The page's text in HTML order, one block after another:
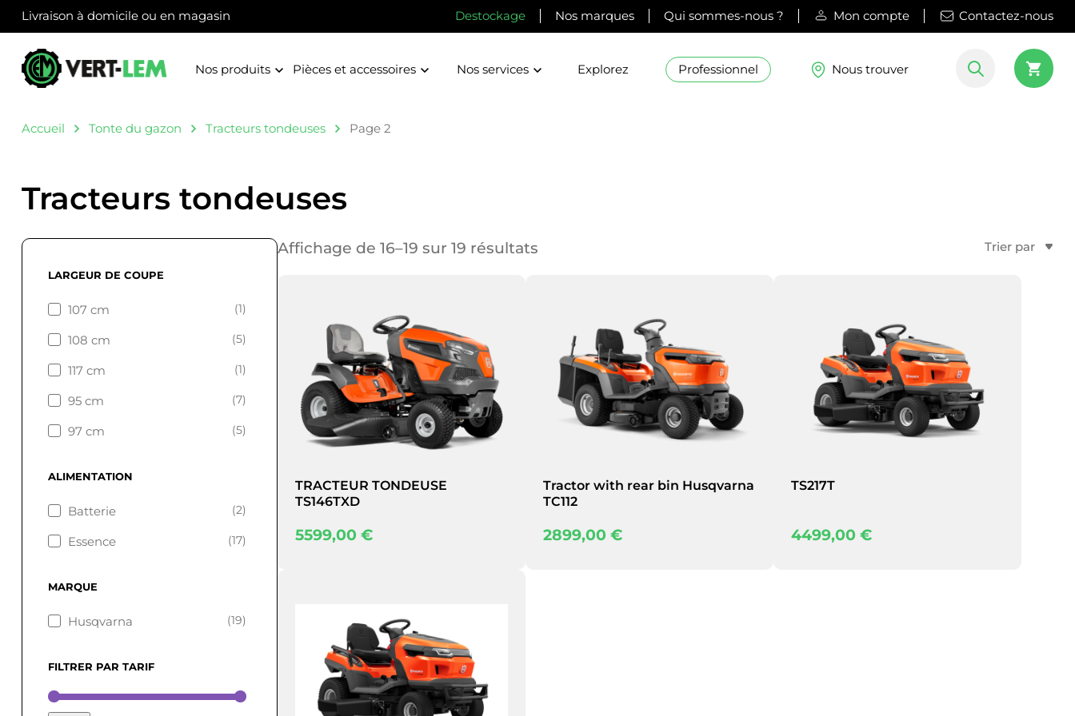
Livraison à domicile ou en magasin Destockage Nos marques Qui sommes-nous ? Mon compte Contactez-nous
Nos produits Pièces et accessoires Nos services Explorez Professionnel Nous trouver
Accueil Tonte du gazon Tracteurs tondeuses Page 2
Tracteurs tondeuses
LARGEUR DE COUPE
107 cm (1)
108 cm (5)
117 cm (1)
95 cm (7)
97 cm (5)
ALIMENTATION
Batterie (2)
Essence (17)
MARQUE
Husqvarna (19)
FILTRER PAR TARIF
Affichage de 16–19 sur 19 résultats
TRACTEUR TONDEUSE
TS146TXD
5599,00 €
Tractor with rear bin Husqvarna
TC112
2899,00 €
TS217T
4499,00 €